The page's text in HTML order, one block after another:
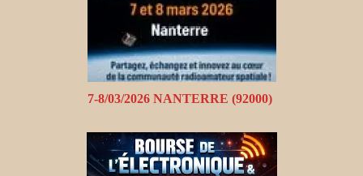
7-8/03/2026 NANTERRE (92000)